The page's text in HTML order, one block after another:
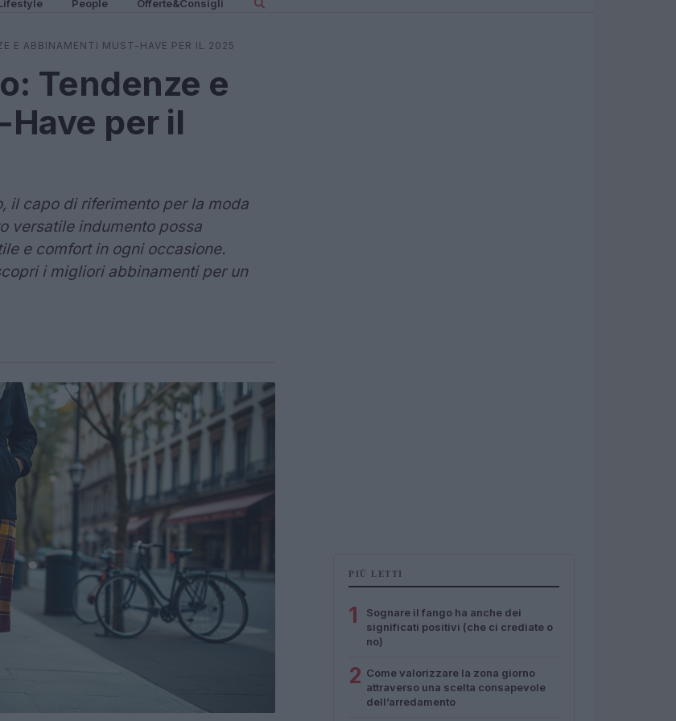
People Offerte&Consigli
E ABBINAMENTI MUST-HAVE PER IL 2025
Tendenze e
per il
il capo di riferimento per la moda
versatile indumento possa
e comfort in ogni occasione.
i migliori abbinamenti per un
PIÙ LETTI
1
Sognare il fango ha anche dei
significati positivi (che ci crediate o
no)
2 Come valorizzare la zona giorno
attraverso una scelta consapevole
dell’arredamento